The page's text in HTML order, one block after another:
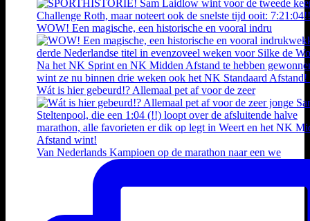
WOW! Een magische, een historische en vooral indru
Wát is hier gebeurd!? Allemaal pet af voor de zeer
Van Nederlands Kampioen op de marathon naar een we